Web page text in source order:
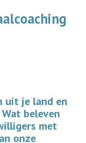
uit je land en
beleven
met
onze